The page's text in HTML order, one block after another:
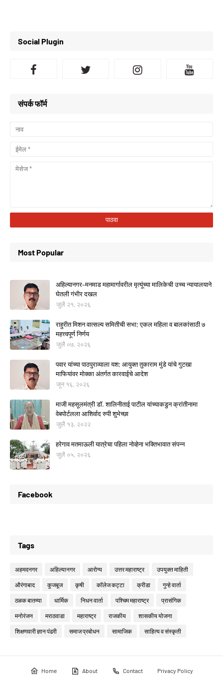
Social Plugin
संपर्क फॉर्म
Most Popular
अहिल्यानगर–मनमाड महामार्गावरील मृत्यूंच्या मालिकेची उच्च न्यायालयाने
घेतली गंभीर दखल
जुलै २१, २०२६
राहुरीत मिशन वात्सल्य समितीची सभा; एकल महिला व बालकांसाठी ७
महत्त्वपूर्ण निर्णय
जुलै ०७, २०२६
पवार यांच्या पाठपुराव्याला यश; आयुक्त तुकाराम मुंडे यांचे गुटखा
माफियांवर मोक्का अंतर्गत कारवाईचे आदेश
जून १६, २०२६
माजी महसूलमंत्री डॉ. शालिनीताई पाटील यांच्याकडुन क्रांतीनामा
वेबपोर्टलला आशिर्वाद रुपी शुभेच्छा
जुलै १३, २०२२
हरेगाव मतमाऊली यात्रेचा पहिला नोव्हेना भक्तिभावात संपन्न
जुलै ०५, २०२६
Facebook
Tags
अहमदनगर अहिल्यानगर आरोग्य उत्तर महाराष्ट्र उपयुक्त माहिती
औरंगाबाद कुजबूज कृषी कॉलेज कट्टा क्रीडा गुन्हे वार्ता
ठळक बातम्या धार्मिक निधन वार्ता पश्चिम महाराष्ट्र प्रासंगिक
मनोरंजन मराठवाडा महाराष्ट्र राजकीय शासकीय योजना
शिक्षणवारी ज्ञान पंढरी समाज प्रबोधन सामाजिक साहित्य व संस्कृती
Home About Contact
Privacy Policy